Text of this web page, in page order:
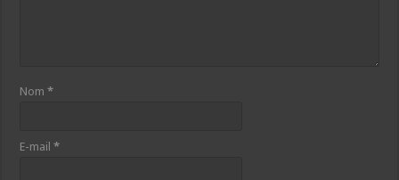
Nom*
E-mail*